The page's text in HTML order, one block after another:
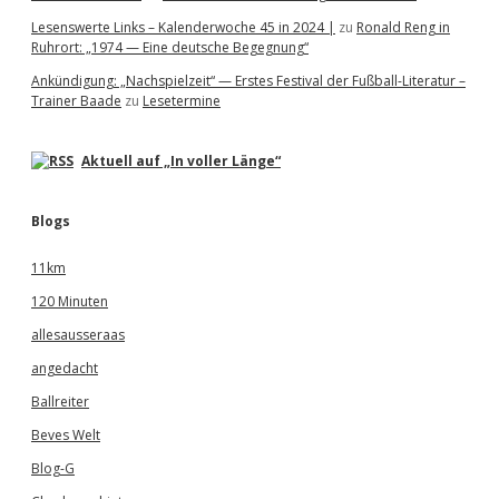
Lesenswerte Links – Kalenderwoche 45 in 2024 | zu Ronald Reng in
Ruhrort: „1974 — Eine deutsche Begegnung“
Ankündigung: „Nachspielzeit“ — Erstes Festival der Fußball-Literatur –
Trainer Baade zu Lesetermine
Aktuell auf „In voller Länge“
Blogs
11km
120 Minuten
allesausseraas
angedacht
Ballreiter
Beves Welt
Blog-G